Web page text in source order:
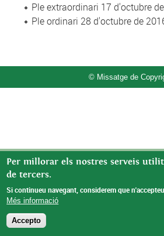
Ple extraordinari 17 d'octubre
Ple ordinari 28 d'octubre de
© Missatge de
Per millorar els nostres serveis
de tercers.
Si continueu navegant, considerem que
Més informació
Accepto